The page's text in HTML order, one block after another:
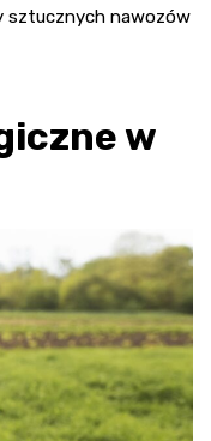
sztucznych nawozów
w